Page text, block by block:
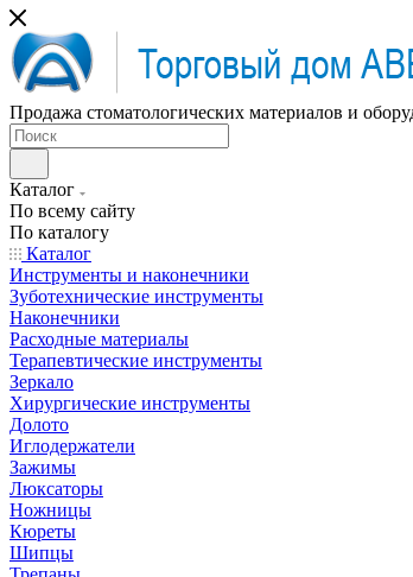
Продажа стоматологических материалов и
Каталог
По всему сайту
По каталогу
Каталог
Инструменты и наконечники
Зуботехнические инструменты
Наконечники
Расходные материалы
Терапевтические инструменты
Зеркало
Хирургические инструменты
Долото
Иглодержатели
Зажимы
Люксаторы
Ножницы
Кюреты
Шипцы